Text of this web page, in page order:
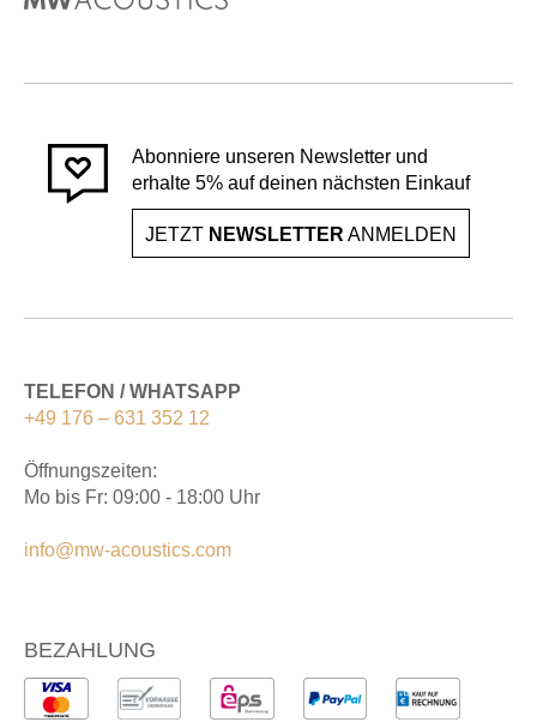
Abonniere unseren Newsletter und
erhalte 5% auf deinen nächsten Einkauf
JETZT NEWSLETTER ANMELDEN
TELEFON / WHATSAPP
+49 176 – 631 352 12
Öffnungszeiten:
Mo bis Fr: 09:00 - 18:00 Uhr
info@mw-acoustics.com
BEZAHLUNG